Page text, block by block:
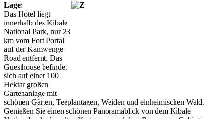
Lage:
Das Hotel liegt
innerhalb des Kibale
National Park, nur 23
km vom Fort Portal
auf der Kamwenge
Road entfernt. Das
Guesthouse befindet
sich auf einer 100
Hektar großen
Gartenanlage mit
schönen Gärten, Teeplantagen, Weiden und einheimischen Wald.
Genießen Sie einen schönen Panoramablick von dem Kibale